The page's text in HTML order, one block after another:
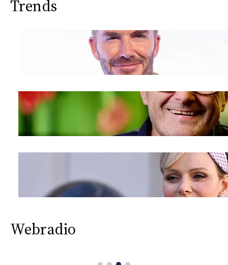
Trends
Webradio